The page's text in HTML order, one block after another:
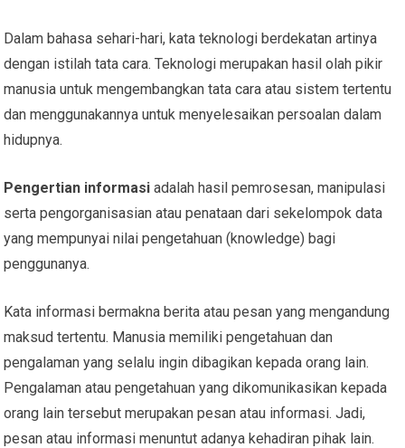
Dalam bahasa sehari-hari, kata teknologi berdekatan artinya
dengan istilah tata cara. Teknologi merupakan hasil olah pikir
manusia untuk mengembangkan tata cara atau sistem tertentu
dan menggunakannya untuk menyelesaikan persoalan dalam
hidupnya.
Pengertian informasiadalah hasil pemrosesan, manipulasi
serta pengorganisasian atau penataan dari sekelompok data
yang mempunyai nilai pengetahuan (knowledge) bagi
penggunanya.
Kata informasi bermakna berita atau pesan yang mengandung
maksud tertentu. Manusia memiliki pengetahuan dan
pengalaman yang selalu ingin dibagikan kepada orang lain.
Pengalaman atau pengetahuan yang dikomunikasikan kepada
orang lain tersebut merupakan pesan atau informasi. Jadi,
pesan atau informasi menuntut adanya kehadiran pihak lain.